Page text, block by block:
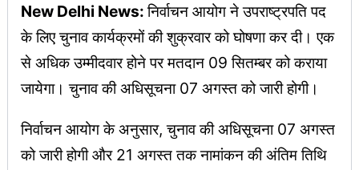
New Delhi News:निर्वाचन आयोग ने उपराष्ट्रपति पद
के लिए चुनाव कार्यक्रमों की शुक्रवार को घोषणा कर दी। एक
से अधिक उम्मीदवार होने पर मतदान 09 सितम्बर को कराया
जायेगा। चुनाव की अधिसूचना 07 अगस्त को जारी होगी।
निर्वाचन आयोग के अनुसार, चुनाव की अधिसूचना 07 अगस्त
को जारी होगी और 21 अगस्त तक नामांकन की अंतिम तिथि